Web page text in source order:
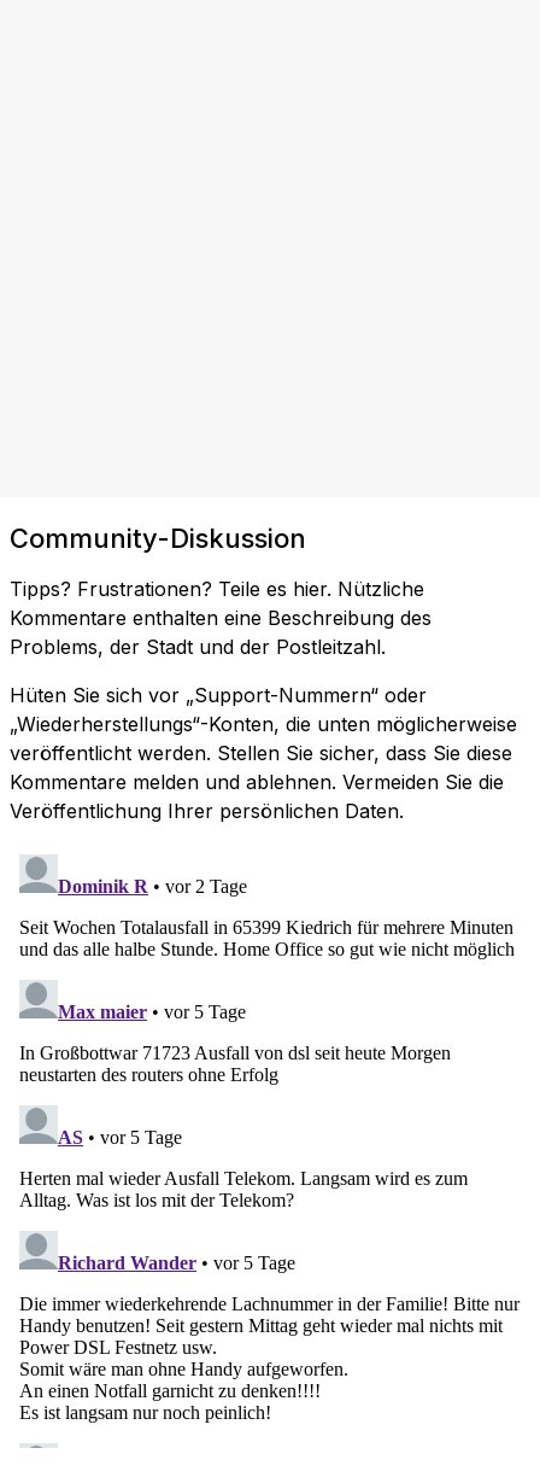
Community-Diskussion
Tipps? Frustrationen? Teile es hier. Nützliche
Kommentare enthalten eine Beschreibung des
Problems, der Stadt und der Postleitzahl.
Hüten Sie sich vor „Support-Nummern“ oder
„Wiederherstellungs“-Konten, die unten möglicherweise
veröffentlicht werden. Stellen Sie sicher, dass Sie diese
Kommentare melden und ablehnen. Vermeiden Sie die
Veröffentlichung Ihrer persönlichen Daten.